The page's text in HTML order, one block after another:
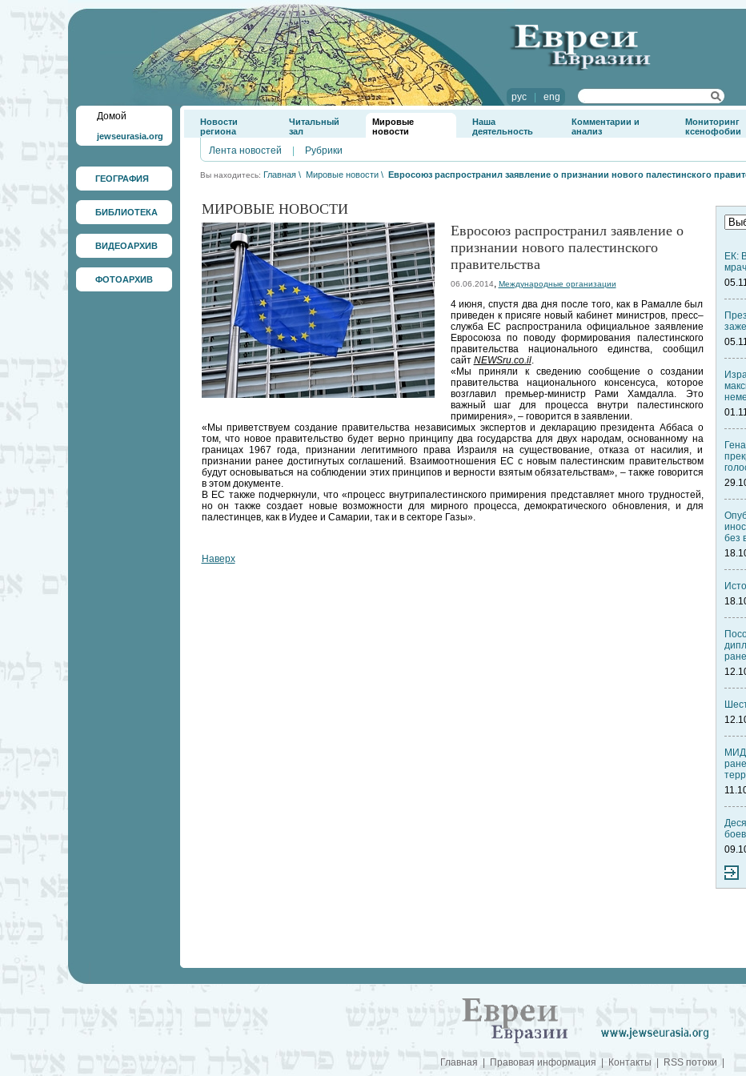
рус| eng
Домой
jewseurasia.org
ГЕОГРАФИЯ
БИБЛИОТЕКА
ВИДЕОАРХИВ
ФОТОАРХИВ
Новости
региона
Читальный
зал
Мировые
новости
Наша
деятельность
Комментарии и
анализ
Мониторинг
ксенофобии
Лента новостей Рубрики
Вы находитесь: Главная \ Мировые новости \ Евросоюз распространил заявление о признании нового палестинского
МИРОВЫЕ НОВОСТИ
Евросоюз распространил заявление о
признании нового палестинского
правительства
06.06.2014, Международные организации
4 июня, спустя два дня после того, как в Рамалле был
приведен к присяге новый кабинет министров, пресс–
служба ЕС распространила официальное заявление
Евросоюза по поводу формирования палестинского
правительства национального единства, сообщил
сайт NEWSru.co.il.
«Мы приняли к сведению сообщение о создании
правительства национального консенсуса, которое
возглавил премьер-министр Рами Хамдалла. Это
важный шаг для процесса внутри палестинского
примирения», – говорится в заявлении.
«Мы приветствуем создание правительства независимых экспертов и декларацию президента Аббаса о
том, что новое правительство будет верно принципу два государства для двух народам, основанному на
границах 1967 года, признании легитимного права Израиля на существование, отказа от насилия, и
признании ранее достигнутых соглашений. Взаимоотношения ЕС с новым палестинским правительством
будут основываться на соблюдении этих принципов и верности взятым обязательствам», – также говорится
в этом документе.
В ЕС также подчеркнули, что «процесс внутрипалестинского примирения представляет много трудностей,
но он также создает новые возможности для мирного процесса, демократического обновления, и для
палестинцев, как в Иудее и Самарии, так и в секторе Газы».
Наверх
ЕК:
без
МИД
Главная Правовая информация Контакты RSS потоки